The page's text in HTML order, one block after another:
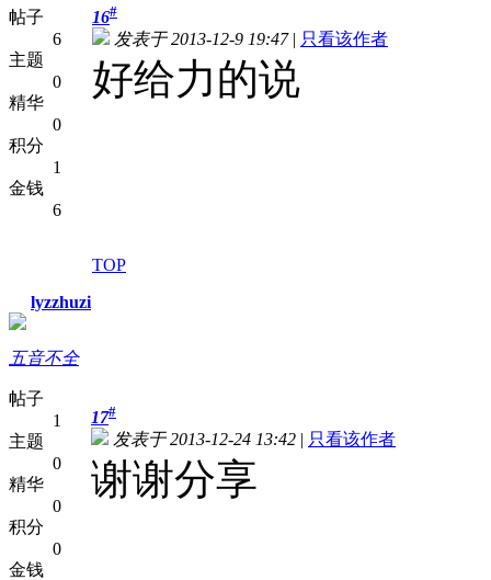
帖子
6
主题
0
精华
0
积分
1
金钱
6
16#
发表于 2013-12-9 19:47| 只看该作者
好给力的说
TOP
lyzzhuzi
五音不全
帖子
1
主题
0
精华
0
积分
0
金钱
17#
发表于 2013-12-24 13:42 | 只看该作者
谢谢分享